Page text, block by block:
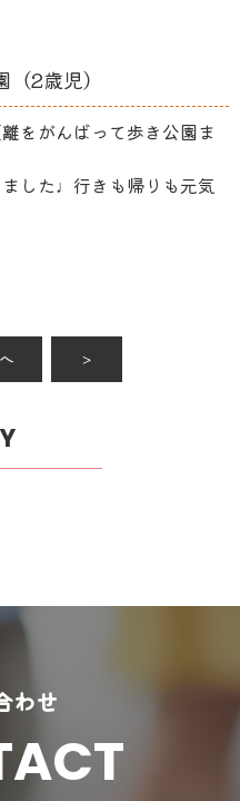
2歳児）
をがんばって歩き公園ま
した♩行きも帰りも元気
＞
わせ